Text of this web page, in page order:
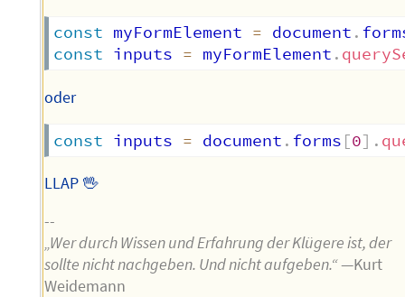
const myFormElement = document .
const inputs = myFormElement .
oder
const inputs = document . forms [0] .
LLAP 🖖
--
„Wer durch Wissen und Erfahrung der Klügere ist, der
sollte nicht nachgeben. Und nicht aufgeben.“—Kurt
Weidemann